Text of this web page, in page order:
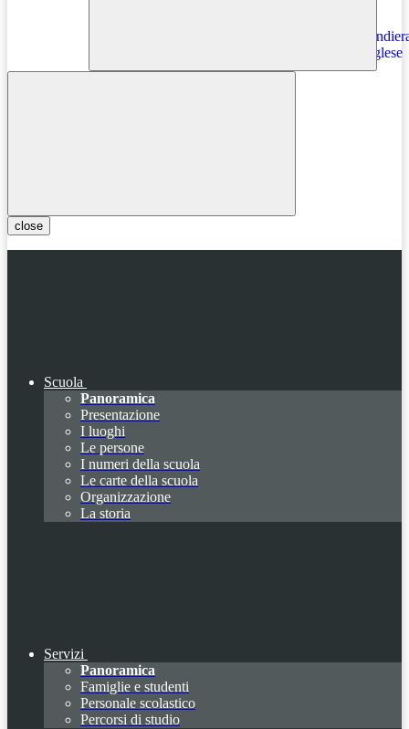
close
Scuola
Panoramica
Presentazione
I luoghi
Le persone
I numeri della scuola
Le carte della scuola
Organizzazione
La storia
Servizi
Panoramica
Famiglie e studenti
Personale scolastico
Percorsi di studio